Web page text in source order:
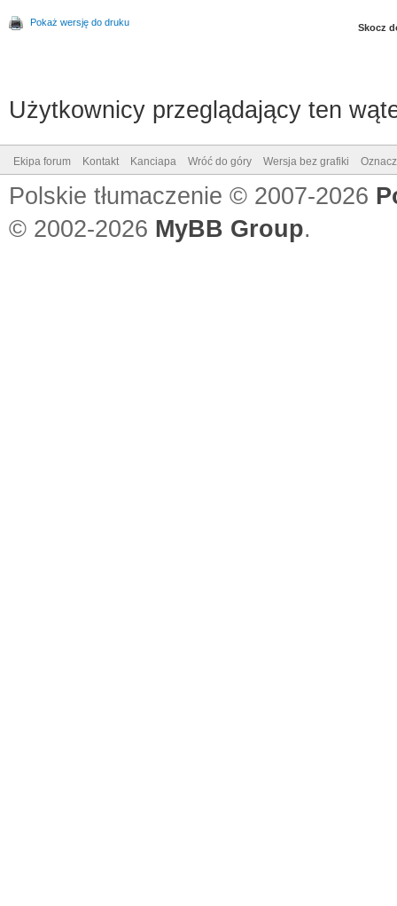
Pokaż wersję do druku Skocz
Użytkownicy przeglądający ten
Ekipa forum Kontakt Kanciapa Wróć do góry Wersja bez grafiki
Polskie tłumaczenie © 2007-2026
© 2002-2026 MyBB Group.